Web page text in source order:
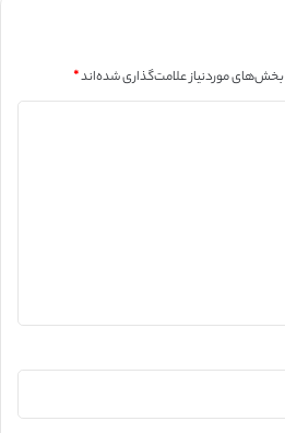
بخش‌های موردنیاز علامت‌گذاری شده‌اند*